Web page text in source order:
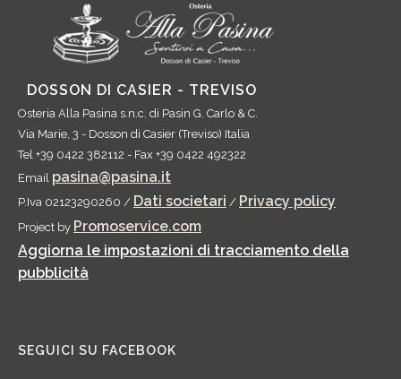
DOSSON DI CASIER - TREVISO
Osteria Alla Pasina s.n.c. di Pasin G. Carlo & C.
Via Marie, 3 - Dosson di Casier (Treviso) Italia
Tel +39 0422 382112 - Fax +39 0422 492322
Email pasina@pasina.it
P.Iva 02123290260 / Dati societari / Privacy policy
Project by Promoservice.com
Aggiorna le impostazioni di tracciamento della
pubblicità
SEGUICI SU FACEBOOK